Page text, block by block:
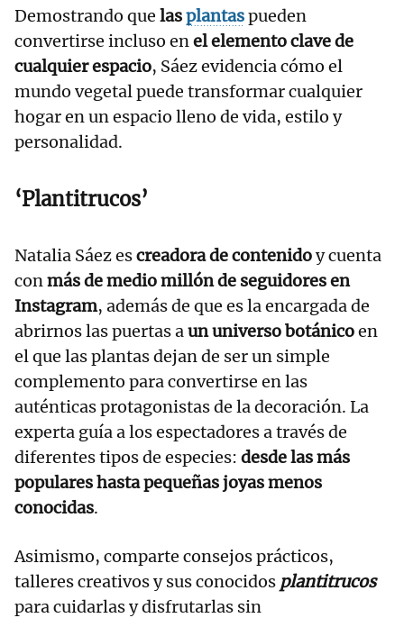
Demostrando que lasplantaspueden
convertirse incluso enel elemento clave de
cualquier espacio, Sáez evidencia cómo el
mundo vegetal puede transformar cualquier
hogar en un espacio lleno de vida, estilo y
personalidad.
‘Plantitrucos’
Natalia Sáez escreadora de contenidoy cuenta
conmás de medio millón de seguidores en
Instagram, además de que es la encargada de
abrirnos las puertas aun universo botánicoen
el que las plantas dejan de ser un simple
complemento para convertirse en las
auténticas protagonistas de la decoración. La
experta guía a los espectadores a través de
diferentes tipos de especies: desde las más
populares hasta pequeñas joyas menos
conocidas.
Asimismo, comparte consejos prácticos,
talleres creativos y sus conocidos plantitrucos
para cuidarlas y disfrutarlas sin